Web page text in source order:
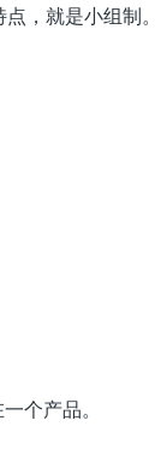
，就是小组制
个产品。